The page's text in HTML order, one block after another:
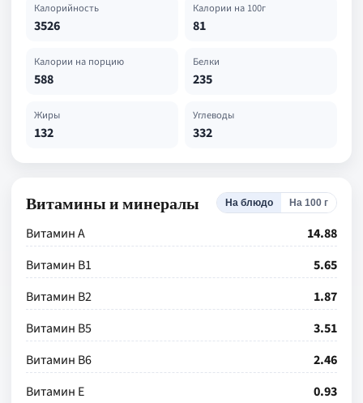
Калорийность
3526
Калории на 100г
81
Калории на порцию
588
Белки
235
Жиры
132
Углеводы
332
Витамины и минералы На блюдо На 100 г
Витамин А
14.88
Витамин В1
5.65
Витамин В2
1.87
Витамин В5
3.51
Витамин В6
2.46
Витамин Е
0.93